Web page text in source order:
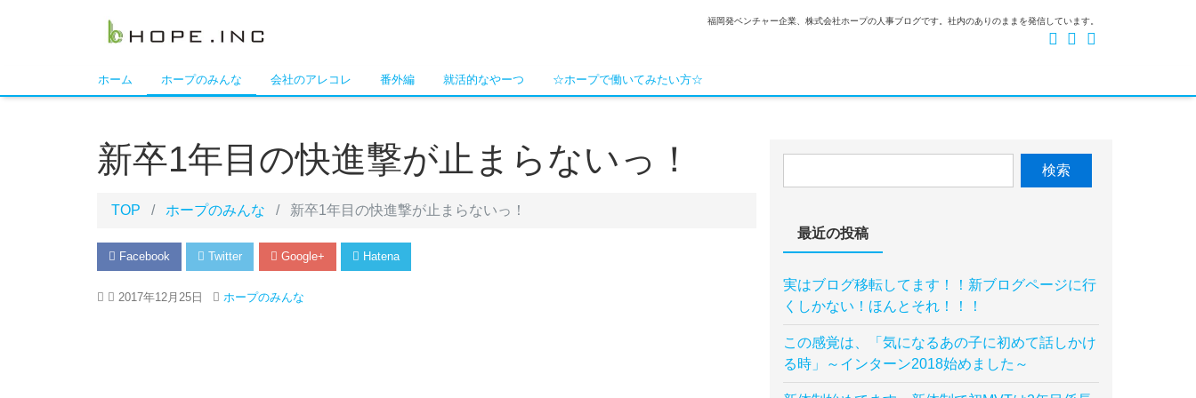
福岡発ベンチャー企業、株式会社ホープの人事ブログです。社内のありのままを発信しています。
ホーム ホープのみんな 会社のアレコレ 番外編 就活的なやーつ ☆ホープで働いてみたい方☆
新卒1年目の快進撃が止まらないっ！
TOP ホープのみんな 新卒1年目の快進撃が止まらないっ！
Facebook Twitter Google+ Hatena
2017年12月25日 ホープのみんな
最近の投稿
実はブログ移転してます！！新ブログページに行
くしかない！ほんとそれ！！！
この感覚は、「気になるあの子に初めて話しかけ
る時」～インターン2018始めました～